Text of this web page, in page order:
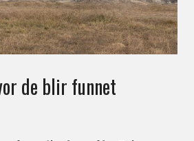
de blir funnet